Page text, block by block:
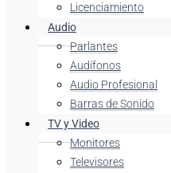
Licenciamiento
Audio
Parlantes
Audífonos
Audio Profesional
Barras de Sonido
TV y Video
Monitores
Televisores